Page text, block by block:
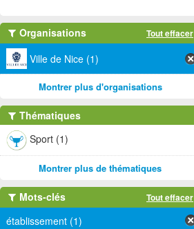
Organisations Tout effacer
Ville de Nice (1)
Montrer plus d'organisations
Thématiques
Sport (1)
Montrer plus de thématiques
Mots-clés Tout effacer
établissement (1)